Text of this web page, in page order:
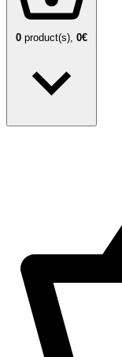
0 product(s), 0€